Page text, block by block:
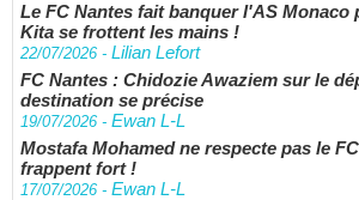
Le FC Nantes fait banquer l'AS Monaco
Kita se frottent les mains !
22/07/2026 - Lilian Lefort
FC Nantes : Chidozie Awaziem sur le
destination se précise
19/07/2026 - Ewan L-L
Mostafa Mohamed ne respecte pas le
frappent fort !
17/07/2026 - Ewan L-L